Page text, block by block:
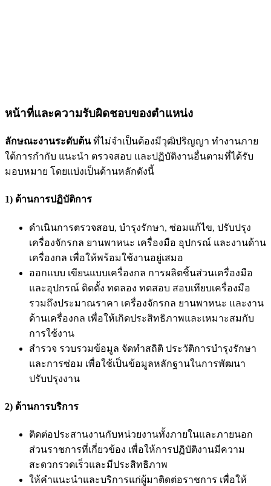
หน้าที่และความรับผิดชอบของตำแหน่ง
ลักษณะงานระดับต้นที่ไม่จำเป็นต้องมีวุฒิปริญญา ทำงานภาย
ใต้การกำกับ แนะนำ ตรวจสอบ และปฏิบัติงานอื่นตามที่ได้รับ
มอบหมาย โดยแบ่งเป็นด้านหลักดังนี้
1) ด้านการปฏิบัติการ
ดำเนินการตรวจสอบ, บำรุงรักษา, ซ่อมแก้ไข, ปรับปรุง
เครื่องจักรกล ยานพาหนะ เครื่องมือ อุปกรณ์ และงานด้าน
เครื่องกล เพื่อให้พร้อมใช้งานอยู่เสมอ
ออกแบบ เขียนแบบเครื่องกล การผลิตชิ้นส่วนเครื่องมือ
และอุปกรณ์ ติดตั้ง ทดลอง ทดสอบ สอบเทียบเครื่องมือ
รวมถึงประมาณราคา เครื่องจักรกล ยานพาหนะ และงาน
ด้านเครื่องกล เพื่อให้เกิดประสิทธิภาพและเหมาะสมกับ
การใช้งาน
สำรวจ รวบรวมข้อมูล จัดทำสถิติ ประวัติการบำรุงรักษา
และการซ่อม เพื่อใช้เป็นข้อมูลหลักฐานในการพัฒนา
ปรับปรุงงาน
2) ด้านการบริการ
ติดต่อประสานงานกับหน่วยงานทั้งภายในและภายนอก
ส่วนราชการที่เกี่ยวข้อง เพื่อให้การปฏิบัติงานมีความ
สะดวกรวดเร็วและมีประสิทธิภาพ
ให้คำแนะนำและบริการแก่ผู้มาติดต่อราชการ เพื่อให้